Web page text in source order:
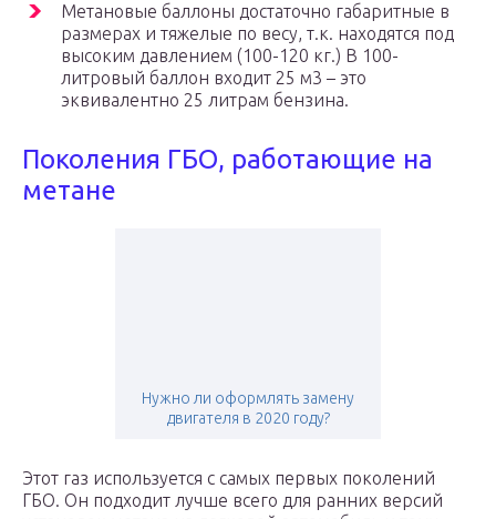
Метановые баллоны достаточно габаритные в
размерах и тяжелые по весу, т.к. находятся под
высоким давлением (100-120 кг.) В 100-
литровый баллон входит 25 м3 – это
эквивалентно 25 литрам бензина.
Поколения ГБО, работающие на
метане
Нужно ли оформлять замену
двигателя в 2020 году?
Этот газ используется с самых первых поколений
ГБО. Он подходит лучше всего для ранних версий